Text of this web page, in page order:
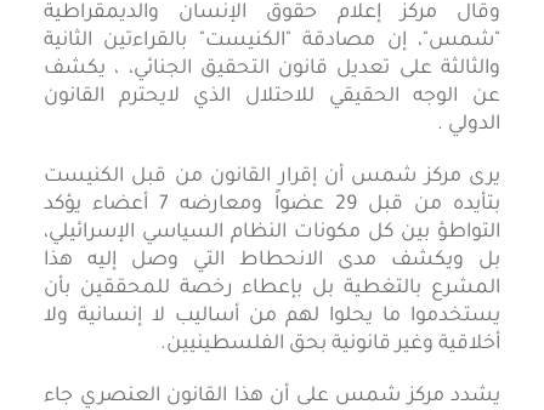
وقال مركز إعلام حقوق الإنسان والديمقراطية
"شمس"، إن مصادقة "الكنيست" بالقراءتين الثانية
والثالثة على تعديل قانون التحقيق الجنائي، ، يكشف
عن الوجه الحقيقي للاحتلال الذي لايحترم القانون
الدولي .
يرى مركز شمس أن إقرار القانون من قبل الكنيست
بتأيده من قبل 29 عضواً ومعارضه 7 أعضاء يؤكد
التواطؤ بين كل مكونات النظام السياسي الإسرائيلي،
بل ويكشف مدى الانحطاط التي وصل إليه هذا
المشرع بالتغطية بل بإعطاء رخصة للمحققين بأن
يستخدموا ما يحلوا لهم من أساليب لا إنسانية ولا
أخلاقية وغير قانونية بحق الفلسطينيين.
يشدد مركز شمس على أن هذا القانون العنصري جاء